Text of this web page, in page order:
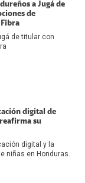
a Jugá de
de
de titular con
digital de
su
digital y la
niñas en Honduras.